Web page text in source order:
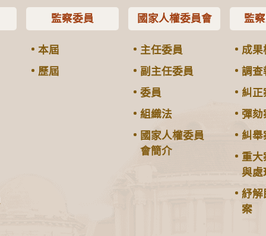
監察委員
本屆
歷屆
國家人權委員會
主任委員
副主任委員
委員
組織法
國家人權委員
會簡介
監
成果
調查
糾正
彈劾
糾舉
重大
與處
紓解
案